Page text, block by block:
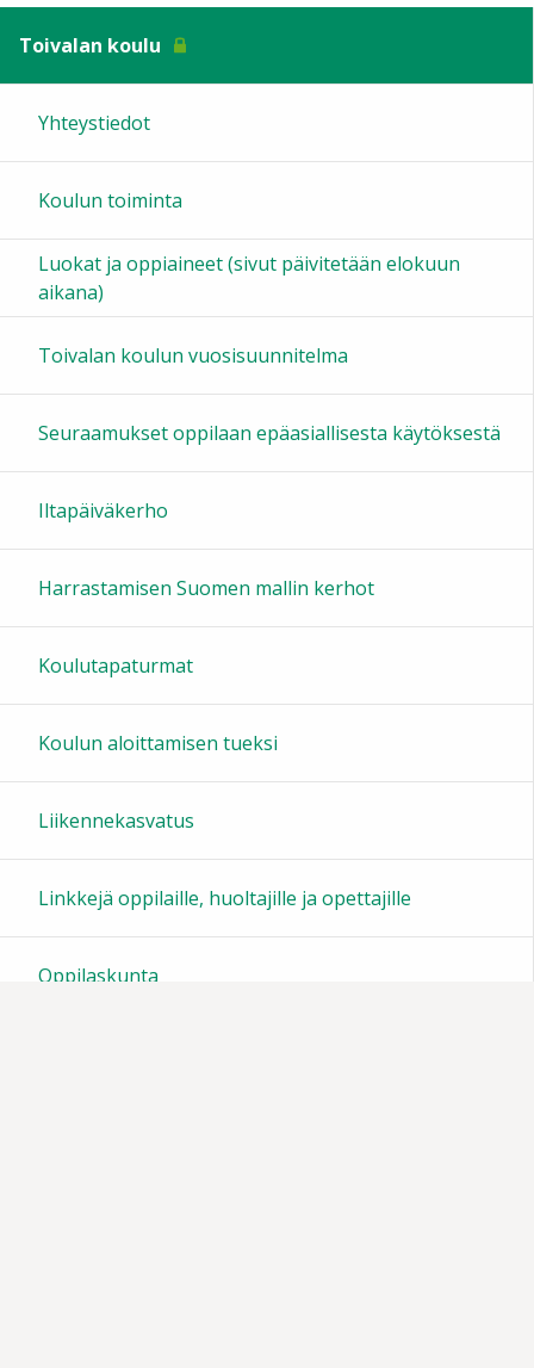
12:00
13:00
14:00
15:00
16:00
20:00
21:00
Toivalan koulu
Yhteystiedot
Koulun toiminta
Luokat ja oppiaineet (sivut päivitetään elokuun
aikana)
Toivalan koulun vuosisuunnitelma
Seuraamukset oppilaan epäasiallisesta käytöksestä
Iltapäiväkerho
Harrastamisen Suomen mallin kerhot
Koulutapaturmat
Koulun aloittamisen tueksi
Liikennekasvatus
Linkkejä oppilaille, huoltajille ja opettajille
Oppilaskunta